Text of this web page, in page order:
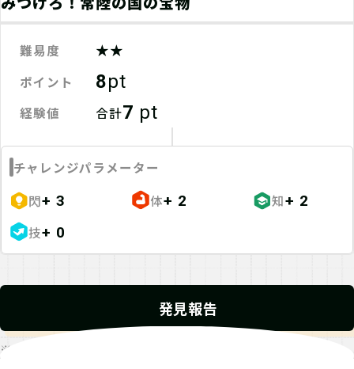
難易度 ★★
ポイント 8pt
経験値 合計7 pt
チャレンジパラメーター
閃+ 3 体+ 2 知+ 2
技+ 0
発見報告
※発見報告にGPSを使用するクエストが一部存在します。